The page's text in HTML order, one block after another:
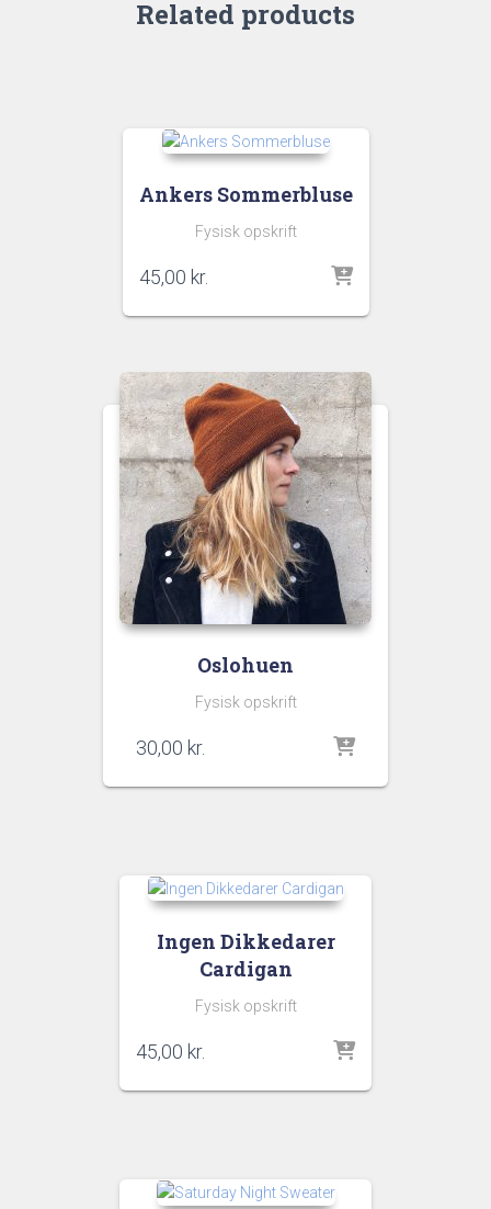
Related products
Ankers Sommerbluse
Fysisk opskrift
45,00 kr.
Oslohuen
Fysisk opskrift
30,00 kr.
Ingen Dikkedarer
Cardigan
Fysisk opskrift
45,00 kr.